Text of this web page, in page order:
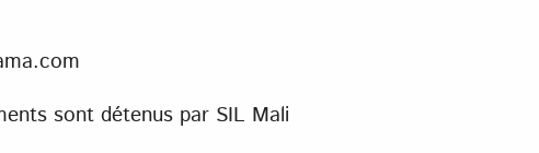
sont détenus par SIL Mali